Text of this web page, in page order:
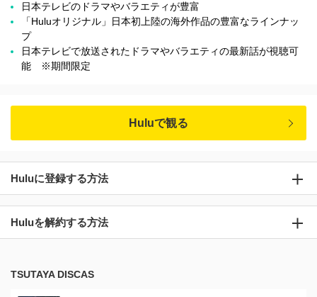
日本テレビのドラマやバラエティが豊富
「Huluオリジナル」日本初上陸の海外作品の豊富なラインナッ
プ
日本テレビで放送されたドラマやバラエティの最新話が視聴可
能 ※期間限定
Huluで観る
Huluに登録する方法
Huluを解約する方法
TSUTAYA DISCAS